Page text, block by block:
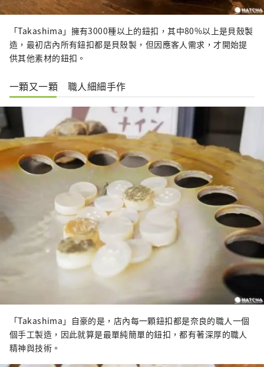
「Takashima」擁有3000種以上的鈕扣，其中80%以上是貝殼製
造，最初店內所有鈕扣都是貝殼製，但因應客人需求，才開始提
供其他素材的鈕扣。
一顆又一顆 職人細細手作
「Takashima」自豪的是，店內每一顆鈕扣都是奈良的職人一個
個手工製造，因此就算是最單純簡單的鈕扣，都有著深厚的職人
精神與技術。